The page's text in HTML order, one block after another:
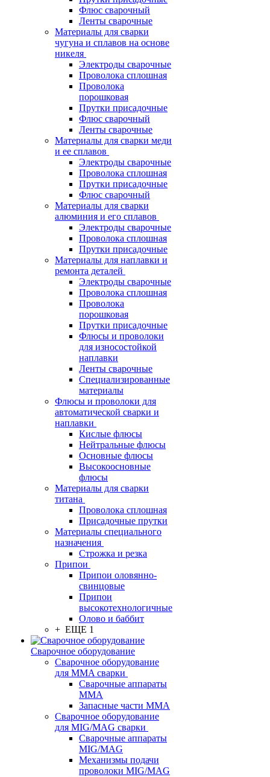
Флюс сварочный
Ленты сварочные
Материалы для сварки
чугуна и сплавов на основе
никеля
Электроды сварочные
Проволока сплошная
Проволока
порошковая
Прутки присадочные
Флюс сварочный
Ленты сварочные
Материалы для сварки меди
и ее сплавов
Электроды сварочные
Проволока сплошная
Прутки присадочные
Флюс сварочный
Материалы для сварки
алюминия и его сплавов
Электроды сварочные
Проволока сплошная
Прутки присадочные
Материалы для наплавки и
ремонта деталей
Электроды сварочные
Проволока сплошная
Проволока
порошковая
Прутки присадочные
Флюсы и проволоки
для износостойкой
наплавки
Ленты сварочные
Специализированные
материалы
Флюсы и проволоки для
автоматической сварки и
наплавки
Кислые флюсы
Нейтральные флюсы
Основные флюсы
Высокоосновные
флюсы
Материалы для сварки
титана
Проволока сплошная
Присадочные прутки
Материалы специального
назначения
Строжка и резка
Припои
Припои оловянно-
свинцовые
Припои
высокотехнологичные
Олово и баббит
+ ЕЩЕ 1
Сварочное оборудование
Сварочное оборудование
для MMA сварки
Сварочные аппараты
MMA
Запасные части MMA
Сварочное оборудование
для MIG/MAG сварки
Сварочные аппараты
MIG/MAG
Механизмы подачи
проволоки MIG/MAG